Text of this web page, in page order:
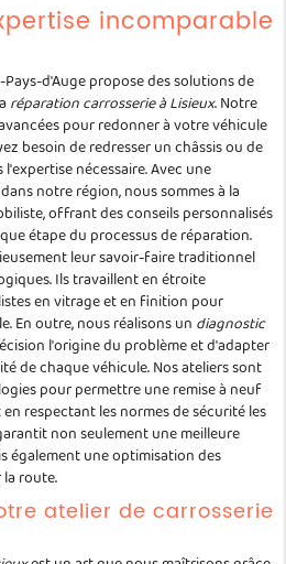
incomparable
Pays-d'Auge propose des solutions de
réparation carrosserie à Lisieux. Notre
pour redonner à votre véhicule
besoin de redresser un châssis ou de
nécessaire. Avec une
notre région, nous sommes à la
offrant des conseils personnalisés
étape du processus de réparation.
leur savoir-faire traditionnel
Ils travaillent en étroite
en vitrage et en finition pour
En outre, nous réalisons un diagnostic
l'origine du problème et d'adapter
de chaque véhicule. Nos ateliers sont
pour permettre une remise à neuf
respectant les normes de sécurité les
non seulement une meilleure
également une optimisation des
route.
atelier de carrosserie